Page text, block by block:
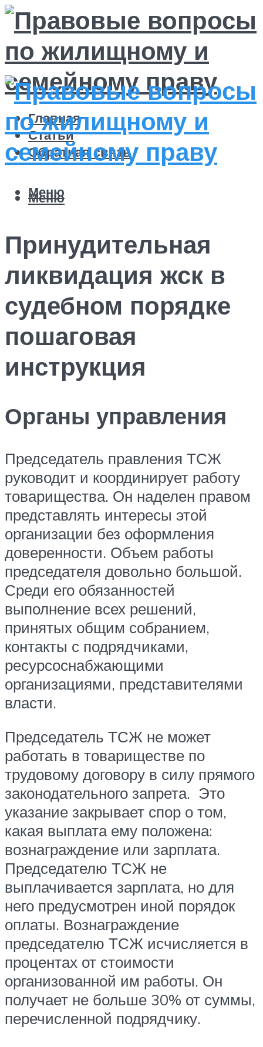
Главная
Статьи
Обратная связь
Меню
Меню
Принудительная
ликвидация жск в
судебном порядке
пошаговая
инструкция
Органы управления
Председатель правления ТСЖ
руководит и координирует работу
товарищества. Он наделен правом
представлять интересы этой
организации без оформления
доверенности. Объем работы
председателя довольно большой.
Среди его обязанностей
выполнение всех решений,
принятых общим собранием,
контакты с подрядчиками,
ресурсоснабжающими
организациями, представителями
власти.
Председатель ТСЖ не может
работать в товариществе по
трудовому договору в силу прямого
законодательного запрета. Это
указание закрывает спор о том,
какая выплата ему положена:
вознаграждение или зарплата.
Председателю ТСЖ не
выплачивается зарплата, но для
него предусмотрен иной порядок
оплаты. Вознаграждение
председателю ТСЖ исчисляется в
процентах от стоимости
организованной им работы. Он
получает не больше 30% от суммы,
перечисленной подрядчику.